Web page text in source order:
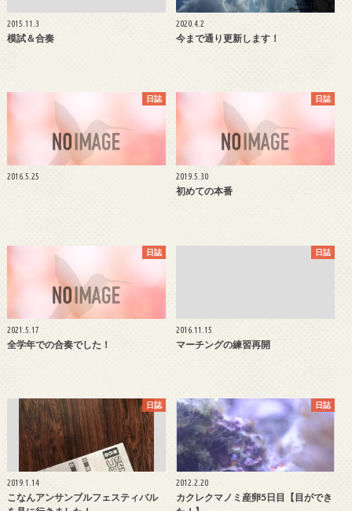
2015.11.3
模試＆合奏
2020.4.2
今まで通り更新します！
日誌
2016.5.25
日誌
2019.5.30
初めての本番
日誌
2021.5.17
全学年での合奏でした！
日誌
2016.11.15
マーチングの練習再開
日誌
2019.1.14
こなんアンサンブルフェスティバル
日誌
2012.2.20
カクレクマノミ産卵5日目【目ができ